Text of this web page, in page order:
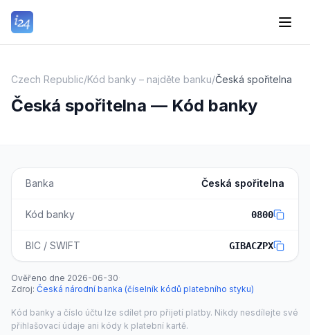
Czech Republic/Kód banky – najděte banku/Česká spořitelna
Česká spořitelna — Kód banky
Banka Česká spořitelna
Kód banky 0800
BIC / SWIFT GIBACZPX
Ověřeno dne 2026-06-30·
Zdroj: Česká národní banka (číselník kódů platebního styku)
Kód banky a číslo účtu lze sdílet pro přijetí platby. Nikdy nesdílejte své
přihlašovací údaje ani kódy k platební kartě.